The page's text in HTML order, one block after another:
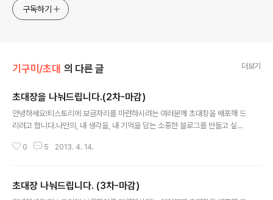
구독하기
기구미/초대 의 다른 글 더보기
초대장을 나눠드립니다.(2차-마감)
안녕하세요!티스토리에 보금자리를 마련하시려는 여러분께 초대장을 배포해 드
리려고 합니다.나만의, 내 생각을, 내 기억을 담는 소중한 블로그를 만들고 싶다
합니다. 원하시는 분은 댓글에 아래 3가지 내용을 남겨주시면초대장을 보내드
수도 있으니 바로 개설해 주세요! ▒ 비밀댓글 내용1. 어떤 내용의 블로그를 운영
0 5 2013. 4. 14.
초대장 나눠드립니다. (3차-마감)